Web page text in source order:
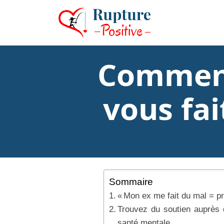
vous
Sommaire
« Mon ex me fait du mal =
Trouvez du soutien auprès